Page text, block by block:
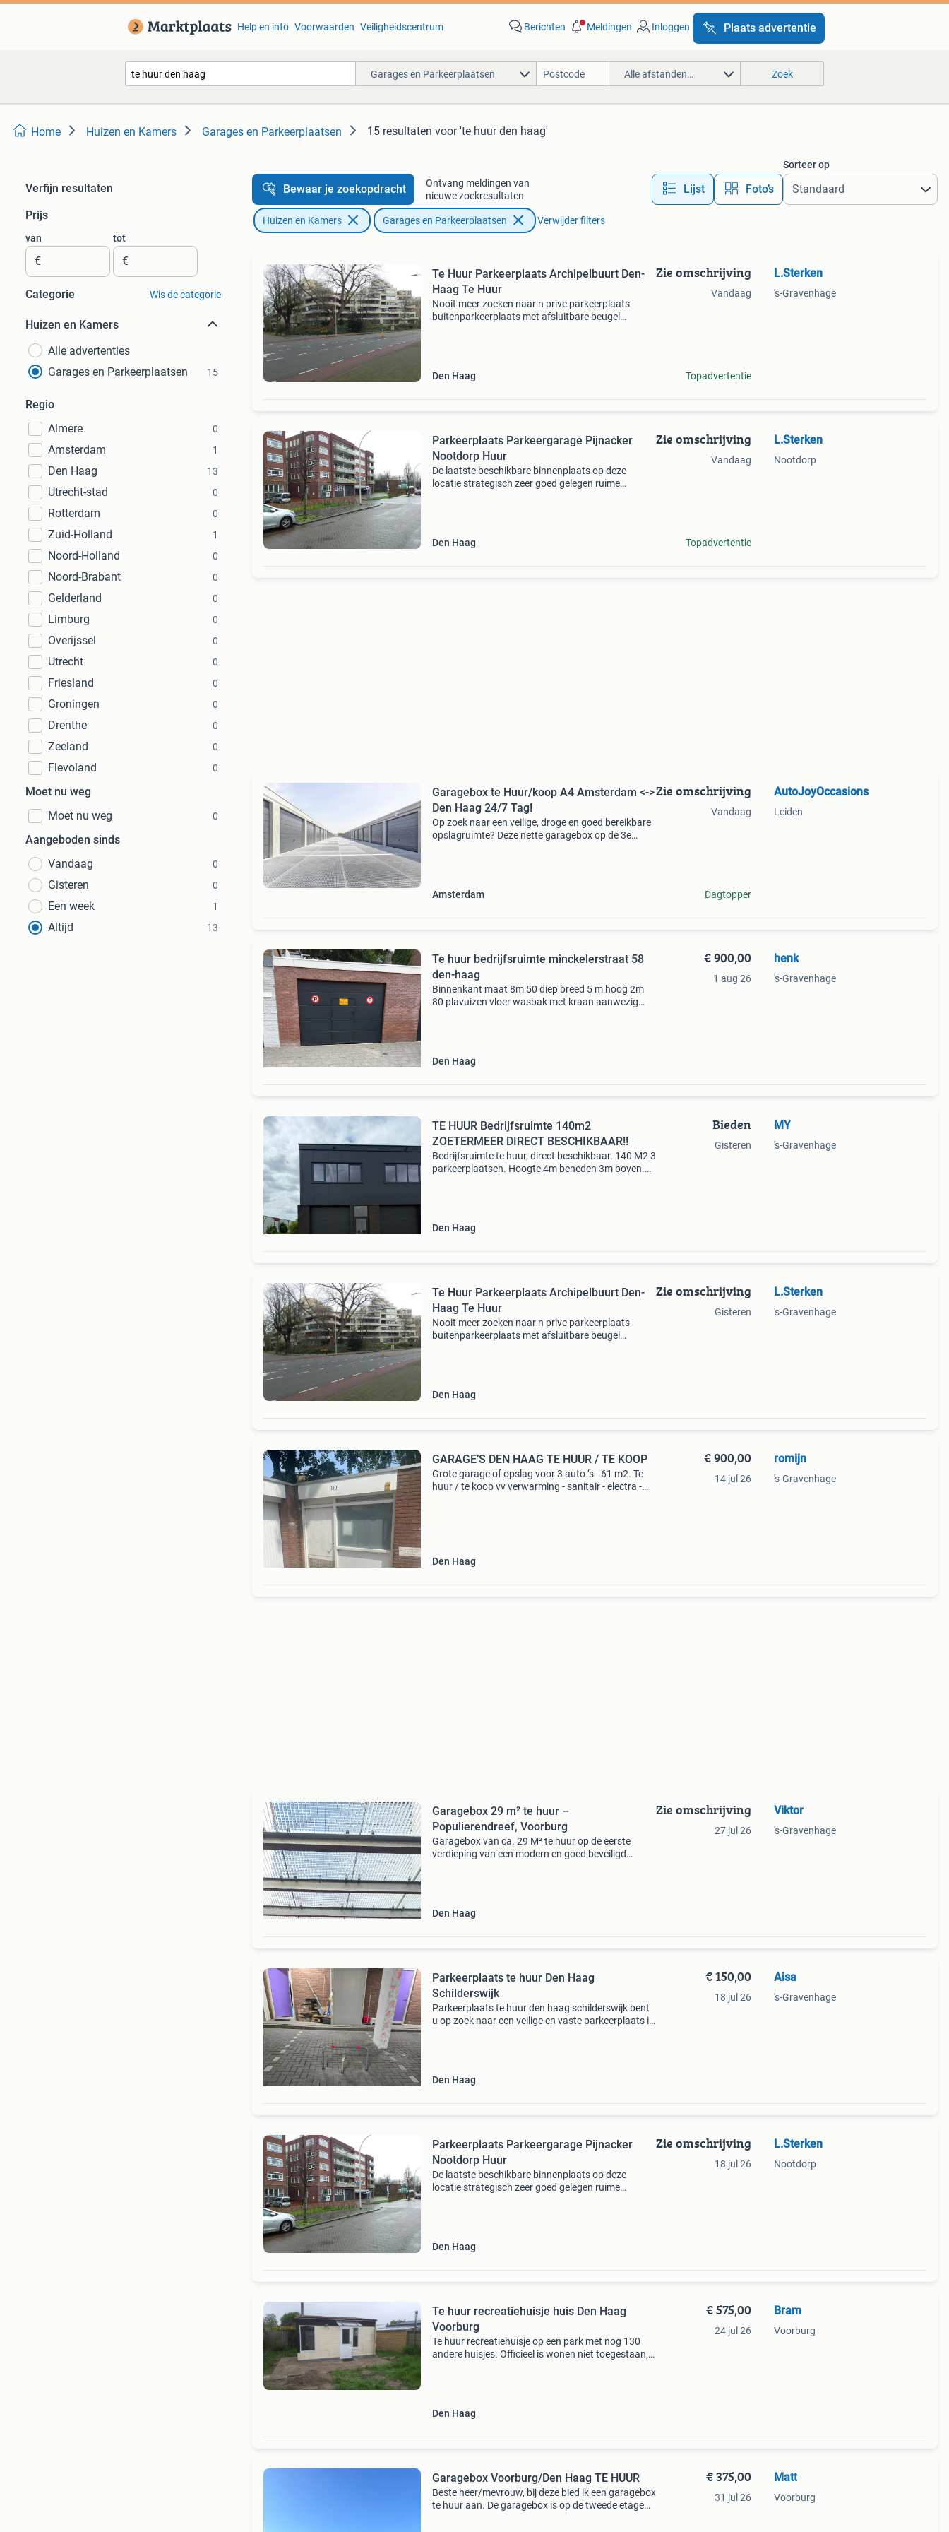
Help en info Voorwaarden Veiligheidscentrum Berichten Meldingen Inloggen Plaats advertentie
Garages en Parkeerplaatsen Alle afstanden… Zoek
Home Huizen en Kamers Garages en Parkeerplaatsen 15 resultaten voor 'te huur den haag'
Verfijn resultaten
Prijs
van
€
tot
€
Categorie Wis de categorie
Huizen en Kamers
Alle advertenties
Garages en Parkeerplaatsen
15
Regio
Almere
0
Amsterdam 1
Den Haag 13
Utrecht-stad 0
Rotterdam 0
Zuid-Holland 1
Noord-Holland 0
Noord-Brabant 0
Gelderland 0
Limburg 0
Overijssel 0
Utrecht 0
Friesland 0
Groningen 0
Drenthe 0
Zeeland 0
Flevoland 0
Moet nu weg
Moet nu weg
0
Aangeboden sinds
Vandaag
0
Gisteren 0
Een week 1
Altijd 13
Bewaar je zoekopdracht
Ontvang meldingen van
nieuwe zoekresultaten
Lijst Foto’s
Sorteer op
Huizen en Kamers Garages en Parkeerplaatsen Verwijder filters
Te Huur Parkeerplaats Archipelbuurt Den-
Haag Te Huur
Nooit meer zoeken naar n prive parkeerplaats
buitenparkeerplaats met afsluitbare beugel
Den Haag
Zie omschrijving
Vandaag
Topadvertentie
L.Sterken
's-Gravenhage
Parkeerplaats Parkeergarage Pijnacker
Nootdorp Huur
De laatste beschikbare binnenplaats op deze
locatie strategisch zeer goed gelegen ruime
Den Haag
Zie omschrijving
Vandaag
Topadvertentie
L.Sterken
Nootdorp
Garagebox te Huur/koop A4 Amsterdam <->
Den Haag 24/7 Tag!
Op zoek naar een veilige, droge en goed bereikbare
opslagruimte? Deze nette garagebox op de 3e
Amsterdam
Zie omschrijving
Vandaag
Dagtopper
AutoJoyOccasions
Leiden
Te huur bedrijfsruimte minckelerstraat 58
den-haag
Binnenkant maat 8m 50 diep breed 5 m hoog 2m
80 plavuizen vloer wasbak met kraan aanwezig
Den Haag
€ 900,00
1 aug 26
henk
's-Gravenhage
TE HUUR Bedrijfsruimte 140m2
ZOETERMEER DIRECT BESCHIKBAAR!!
Bedrijfsruimte te huur, direct beschikbaar. 140 M2 3
parkeerplaatsen. Hoogte 4m beneden 3m boven.
Den Haag
Bieden
Gisteren
MY
's-Gravenhage
Te Huur Parkeerplaats Archipelbuurt Den-
Haag Te Huur
Nooit meer zoeken naar n prive parkeerplaats
buitenparkeerplaats met afsluitbare beugel
Den Haag
Zie omschrijving
Gisteren
L.Sterken
's-Gravenhage
GARAGE’S DEN HAAG TE HUUR / TE KOOP
Grote garage of opslag voor 3 auto ‘s - 61 m2. Te
huur / te koop vv verwarming - sanitair - electra -
Den Haag
€ 900,00
14 jul 26
romijn
's-Gravenhage
Garagebox 29 m² te huur –
Populierendreef, Voorburg
Garagebox van ca. 29 M² te huur op de eerste
verdieping van een modern en goed beveiligd
Den Haag
Zie omschrijving
27 jul 26
Viktor
's-Gravenhage
Parkeerplaats te huur Den Haag
Schilderswijk
Parkeerplaats te huur den haag schilderswijk bent
u op zoek naar een veilige en vaste parkeerplaats in
Den Haag
€ 150,00
18 jul 26
Aisa
's-Gravenhage
Parkeerplaats Parkeergarage Pijnacker
Nootdorp Huur
De laatste beschikbare binnenplaats op deze
locatie strategisch zeer goed gelegen ruime
Den Haag
Zie omschrijving
18 jul 26
L.Sterken
Nootdorp
Te huur recreatiehuisje huis Den Haag
Voorburg
Te huur recreatiehuisje op een park met nog 130
andere huisjes. Officieel is wonen niet toegestaan,
Den Haag
€ 575,00
24 jul 26
Bram
Voorburg
Garagebox Voorburg/Den Haag TE HUUR
Beste heer/mevrouw, bij deze bied ik een garagebox
te huur aan. De garagebox is op de tweede etage
€ 375,00
31 jul 26
Matt
Voorburg